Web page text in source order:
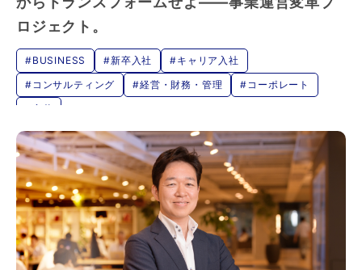
ロジェクト。
#BUSINESS #新卒入社
#キャリア入社
#コンサルティング
#経営・財務・管理
#コーポレート
#変革